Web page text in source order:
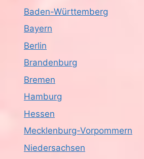
Baden-Württemberg
Bayern
Berlin
Brandenburg
Bremen
Hamburg
Hessen
Mecklenburg-Vorpommern
Niedersachsen